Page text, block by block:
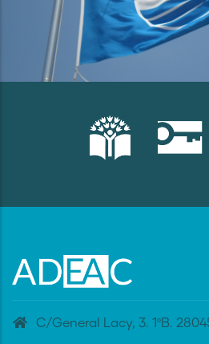
C/General Lacy, 3. 1ºB.